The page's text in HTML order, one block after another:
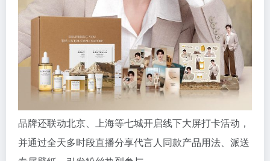
品牌还联动北京、上海等七城开启线下大屏打卡活动，
并通过全天多时段直播分享代言人同款产品用法、派送